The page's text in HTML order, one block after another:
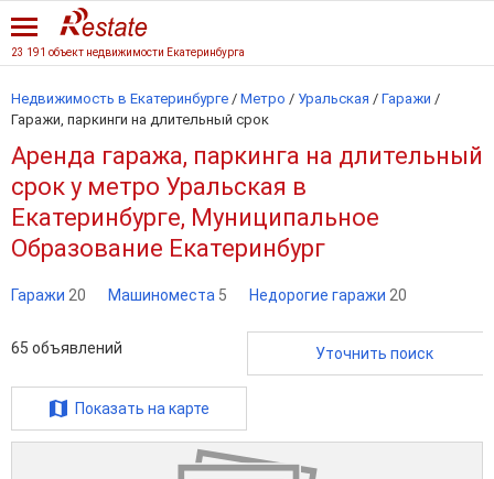
23 191 объект недвижимости Екатеринбурга
Недвижимость в Екатеринбурге / Метро / Уральская / Гаражи /
Гаражи, паркинги на длительный срок
Аренда гаража, паркинга на длительный
срок у метро Уральская в
Екатеринбурге, Муниципальное
Образование Екатеринбург
Гаражи 20 Машиноместа 5 Недорогие гаражи 20
65 объявлений Уточнить поиск
Показать на карте